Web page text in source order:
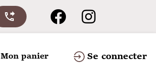
phone_forwarded
Mon panier Se connecter